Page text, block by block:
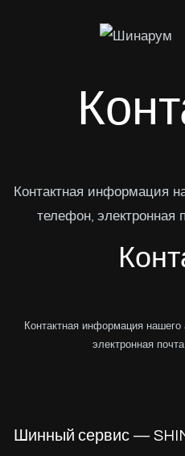
Контактная информация
телефон, электронная
Контактная информация
электронная
Шинный сервис —